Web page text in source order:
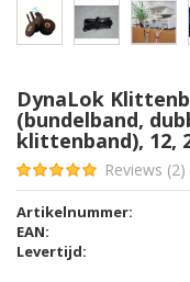
DynaLok
(bundelband,
klittenband), 12,
Reviews (2)
Artikelnummer:
EAN:
Levertijd: